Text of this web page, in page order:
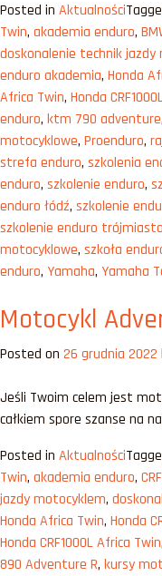
Posted in Aktualności
Twin, akademia enduro,
doskonalenie technik jazdy
enduro akademia, Honda
Africa Twin, Honda
enduro, ktm 790 adventure,
motocyklowe, Proenduro,
strefa enduro, szkolenia
enduro, szkolenie enduro,
enduro łódź, szkolenie
szkolenie enduro trójmiasto
motocyklowe, szkoła
enduro, Yamaha, Yamaha
Motocykl
Posted on 26 grudnia 2022
Jeśli Twoim celem jest
całkiem spore szanse na
Posted in Aktualności
Twin, akademia enduro,
jazdy motocyklem,
Honda Africa Twin, Honda
Honda CRF1000L Africa Twin
890 Adventure R, kursy